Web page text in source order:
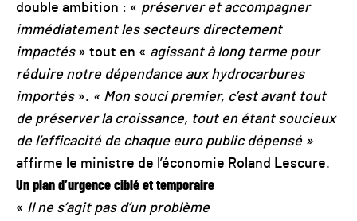
double ambition : « préserver et accompagner
immédiatement les secteurs directement
impactés» tout en « agissant à long terme pour
réduire notre dépendance aux hydrocarbures
importés ». « Mon souci premier, c’est avant tout
de préserver la croissance, tout en étant soucieux
de l’efficacité de chaque euro public dépensé »
affirme le ministre de l’économie Roland Lescure.
Un plan d’urgence ciblé et temporaire
« Il ne s’agit pas d’un problème